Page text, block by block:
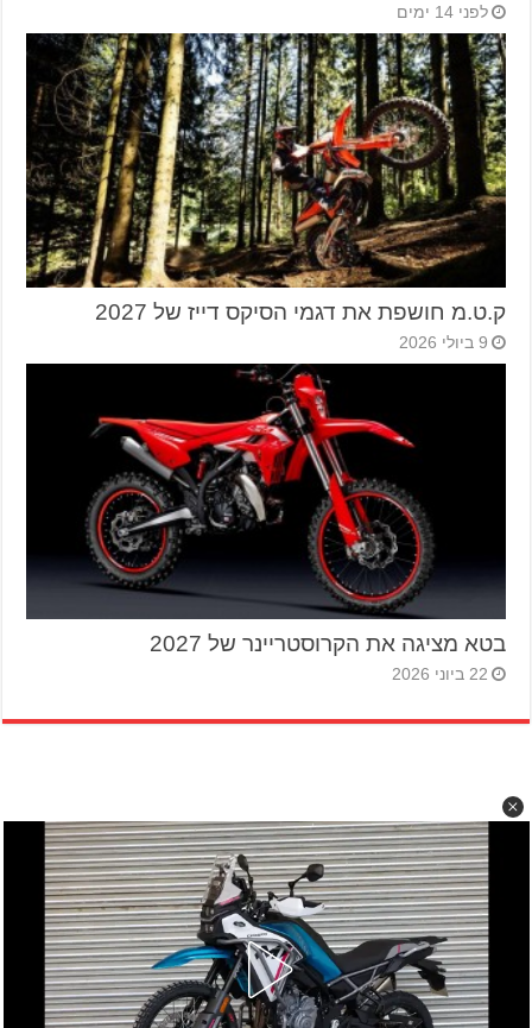
לפני 14 ימים
ק.ט.מ חושפת את דגמי הסיקס דייז של 2027
9 ביולי 2026
בטא מציגה את הקרוסטריינר של 2027
22 ביוני 2026